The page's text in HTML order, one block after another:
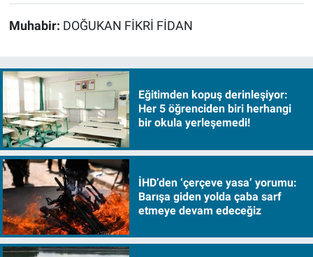
Muhabir: DOĞUKAN FİKRİ FİDAN
Eğitimden kopuş derinleşiyor:
Her 5 öğrenciden biri herhangi
bir okula yerleşemedi!
İHD’den ‘çerçeve yasa’ yorumu:
Barışa giden yolda çaba sarf
etmeye devam edeceğiz